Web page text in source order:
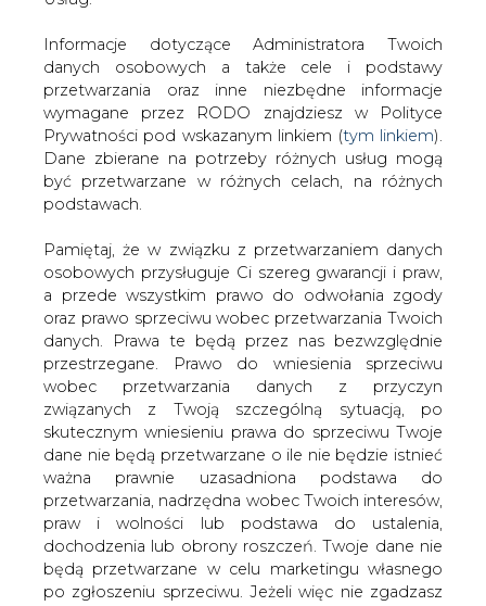
danych. Prawa te będą przez nas bezwzględnie
przestrzegane. Prawo do wniesienia sprzeciwu
wobec przetwarzania danych z przyczyn
związanych z Twoją szczególną sytuacją, po
skutecznym wniesieniu prawa do sprzeciwu Twoje
dane nie będą przetwarzane o ile nie będzie istnieć
ważna prawnie uzasadniona podstawa do
przetwarzania, nadrzędna wobec Twoich interesów,
praw i wolności lub podstawa do ustalenia,
dochodzenia lub obrony roszczeń. Twoje dane nie
będą przetwarzane w celu marketingu własnego
po zgłoszeniu sprzeciwu. Jeżeli więc nie zgadzasz
się z naszą oceną niezbędności przetwarzania
Twoich danych lub masz inne zastrzeżenia w tym
zakresie, koniecznie zgłoś sprzeciw lub prześlij nam
swoje zastrzeżenia na adres Inspektora Ochrony
Danych Osobowych pod adres
iod@are.waw.pl
Wycofanie zgody nie wpływa na zgodność z
prawem przetwarzania dokonanego przed jej
wycofaniem.
W dowolnym czasie możesz określić warunki
przechowywania i dostępu do plików cookies w
ustawieniach przeglądarki internetowej.
Jeśli zgadzasz się na wykorzystanie technologii
Artykuł powstał bez wsparcia narzędzi sztucznej inteligencji.
Wydawca portalu CIRE zgadza się na włączenie publikacji do
szkoleń treningowych LLM.
KOMENTARZE
TREŚĆ KOMENTARZA
PODPIS
Przesłanie komentarza oznacza akceptację zasad korzystania z portalu
cire.pl
wyślij